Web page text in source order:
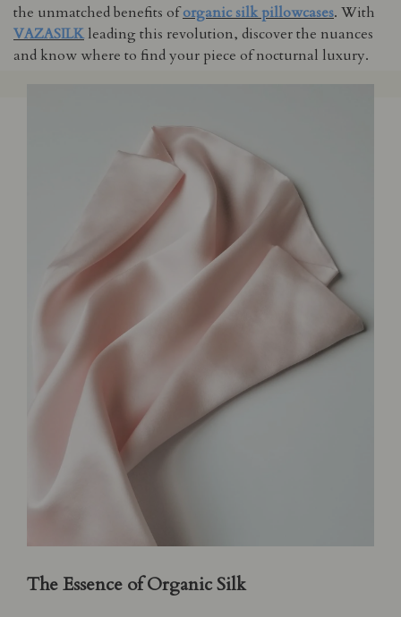
the unmatched benefits oforganic silk pillowcases. With
VAZASILKleading this revolution, discover the nuances
and know where to find your piece of nocturnal luxury.
The Essence of Organic Silk